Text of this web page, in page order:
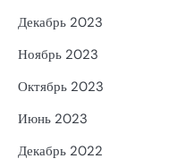
Декабрь 2023
Ноябрь 2023
Октябрь 2023
Июнь 2023
Декабрь 2022